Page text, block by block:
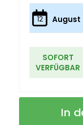
12 August
SOFORT
VERFÜGBAR
SHOOP
Auf
In